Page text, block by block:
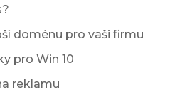
doménu pro vaši firmu
pro Win 10
reklamu